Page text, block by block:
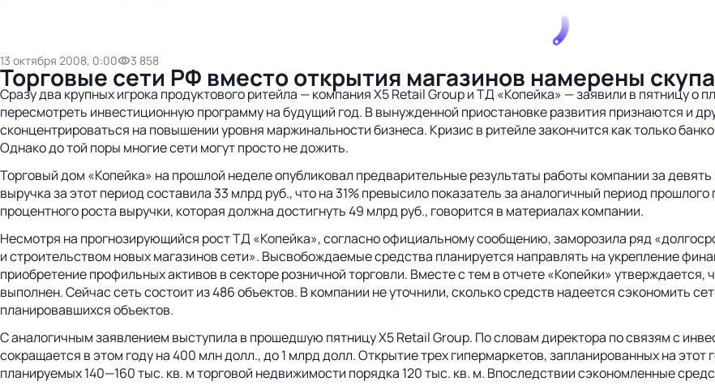
13 октября 2008, 0:00 3 858
Торговые сети РФ вместо открытия магазинов намерены
Сразу два крупных игрока продуктового ритейла — компания Х5 Retail Group и ТД «Копейка» — заявили в пятницу о
пересмотреть инвестиционную программу на будущий год. В вынужденной приостановке развития признаются и
сконцентрироваться на повышении уровня маржинальности бизнеса. Кризис в ритейле закончится как только
Однако до той поры многие сети могут просто не дожить.
Торговый дом «Копейка» на прошлой неделе опубликовал предварительные результаты работы компании за
выручка за этот период составила 33 млрд руб., что на 31% превысило показатель за аналогичный период
процентного роста выручки, которая должна достигнуть 49 млрд руб., говорится в материалах компании.
Несмотря на прогнозирующийся рост ТД «Копейка», согласно официальному сообщению, заморозила ряд
и строительством новых магазинов сети». Высвобождаемые средства планируется направлять на укрепление
приобретение профильных активов в секторе розничной торговли. Вместе с тем в отчете «Копейки»
выполнен. Сейчас сеть состоит из 486 объектов. В компании не уточнили, сколько средств надеется сэкономить
планировавшихся объектов.
С аналогичным заявлением выступила в прошедшую пятницу Х5 Retail Group. По словам директора по связям с
сокращается в этом году на 400 млн долл., до 1 млрд долл. Открытие трех гипермаркетов, запланированных на
планируемых 140—160 тыс. кв. м торговой недвижимости порядка 120 тыс. кв. м. Впоследствии сэкономленные